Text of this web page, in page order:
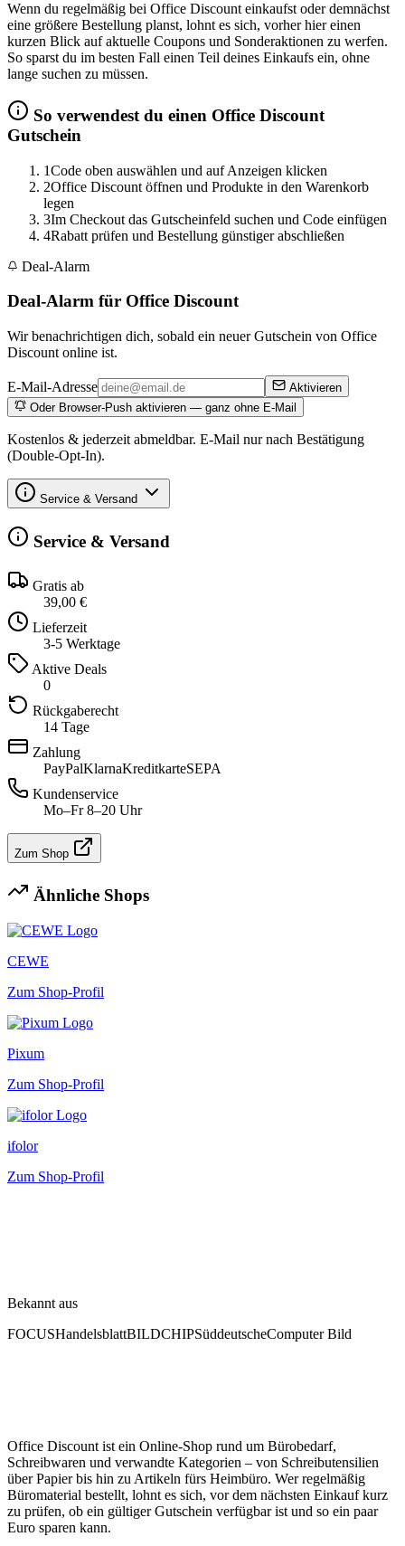
Wenn du regelmäßig bei Office Discount einkaufst oder demnächst
eine größere Bestellung planst, lohnt es sich, vorher hier einen
kurzen Blick auf aktuelle Coupons und Sonderaktionen zu werfen.
So sparst du im besten Fall einen Teil deines Einkaufs ein, ohne
lange suchen zu müssen.
So verwendest du einen Office Discount
Gutschein
1Code oben auswählen und auf Anzeigen klicken
2Office Discount öffnen und Produkte in den Warenkorb
legen
3Im Checkout das Gutscheinfeld suchen und Code einfügen
4Rabatt prüfen und Bestellung günstiger abschließen
Deal-Alarm
Deal-Alarm für Office Discount
Wir benachrichtigen dich, sobald ein neuer Gutschein von Office
Discount online ist.
E-Mail-Adresse
Aktivieren
Oder Browser-Push aktivieren — ganz ohne E-Mail
Kostenlos & jederzeit abmeldbar. E-Mail nur nach Bestätigung
(Double-Opt-In).
Service & Versand
Service & Versand
Gratis ab
39,00 €
Lieferzeit
3-5 Werktage
Aktive Deals
0
Rückgaberecht
14 Tage
Zahlung
PayPalKlarnaKreditkarteSEPA
Kundenservice
Mo–Fr 8–20 Uhr
Zum Shop
Ähnliche Shops
CEWE
Zum Shop-Profil
Pixum
Zum Shop-Profil
ifolor
Zum Shop-Profil
Bekannt aus
FOCUSHandelsblattBILDCHIPSüddeutscheComputer Bild
Office Discount ist ein Online-Shop rund um Bürobedarf,
Schreibwaren und verwandte Kategorien – von Schreibutensilien
über Papier bis hin zu Artikeln fürs Heimbüro. Wer regelmäßig
Büromaterial bestellt, lohnt es sich, vor dem nächsten Einkauf kurz
zu prüfen, ob ein gültiger Gutschein verfügbar ist und so ein paar
Euro sparen kann.